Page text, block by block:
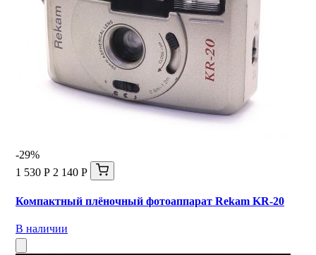
-29%
1 530 Р 2 140 Р
Компактный плёночный фотоаппарат Rekam KR-20
В наличии